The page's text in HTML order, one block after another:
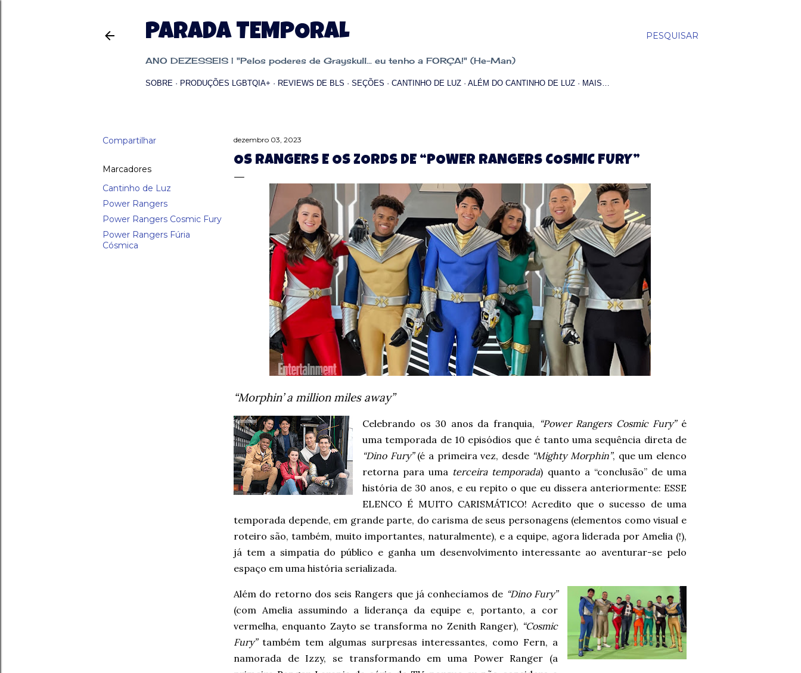
PESQUISAR
PARADA TEMPORAL
ANO DEZESSEIS | "Pelos poderes de Grayskull... eu tenho a FORÇA!" (He-Man)
SOBRE PRODUÇÕES LGBTQIA+ REVIEWS DE BLS SEÇÕES CANTINHO DE LUZ ALÉM DO CANTINHO DE LUZ MAIS…
Compartilhar
Marcadores
Cantinho de Luz
Power Rangers
Power Rangers Cosmic Fury
Power Rangers Fúria
Cósmica
dezembro 03, 2023
OS RANGERS E OS ZORDS DE “POWER RANGERS COSMIC FURY”
“Morphin’ a million miles away”
Celebrando os 30 anos da franquia, “Power Rangers Cosmic Fury”é
uma temporada de 10 episódios que é tanto uma sequência direta de
“Dino Fury”(é a primeira vez, desde “Mighty Morphin”, que um elenco
retorna para uma terceira temporada) quanto a “conclusão” de uma
história de 30 anos, e eu repito o que eu dissera anteriormente: ESSE
ELENCO É MUITO CARISMÁTICO! Acredito que o sucesso de uma
temporada depende, em grande parte, do carisma de seus personagens (elementos como visual e
roteiro são, também, muito importantes, naturalmente), e a equipe, agora liderada por Amelia (!),
já tem a simpatia do público e ganha um desenvolvimento interessante ao aventurar-se pelo
espaço em uma história serializada.
Além do retorno dos seis Rangers que já conhecíamos de “Dino Fury”
(com Amelia assumindo a liderança da equipe e, portanto, a cor
vermelha, enquanto Zayto se transforma no Zenith Ranger), “Cosmic
Fury”também tem algumas surpresas interessantes, como Fern, a
namorada de Izzy, se transformando em uma Power Ranger (a